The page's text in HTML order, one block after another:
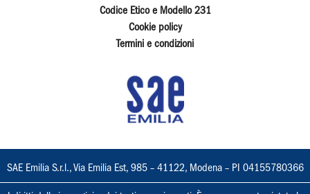
Codice Etico e Modello 231
Cookie policy
Termini e condizioni
SAE Emilia S.r.l., Via Emilia Est, 985 – 41122, Modena – PI 04155780366